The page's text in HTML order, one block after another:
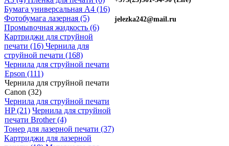
Бумага универсальная A4 (16)
Фотобумага лазерная (5)
Промывочная жидкость (6)
Картриджи для струйной
печати (16) Чернила для
струйной печати (168)
Чернила для струйной печати
Epson (111)
Чернила для струйной печати
Canon (32)
Чернила для струйной печати
HP (21) Чернила для струйной
печати Brother (4)
Тонер для лазерной печати (37)
Картриджи для лазерной
jelezka242@mail.ru